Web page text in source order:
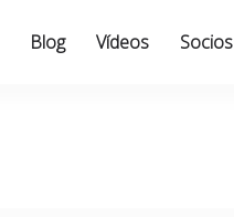
Blog Vídeos Socios